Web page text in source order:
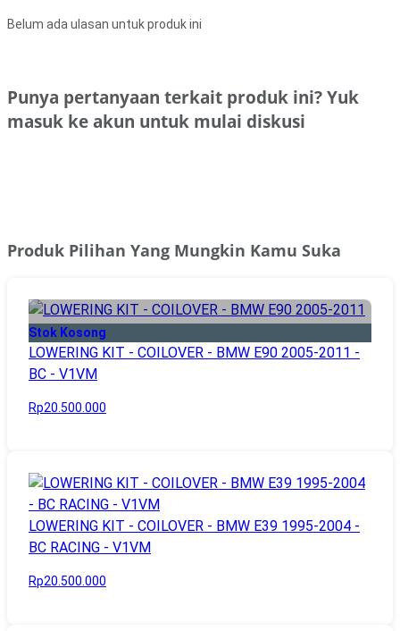
Belum ada ulasan untuk produk ini
Punya pertanyaan terkait produk ini? Yuk
masuk ke akun untuk mulai diskusi
Produk Pilihan Yang Mungkin Kamu Suka
Stok Kosong
LOWERING KIT - COILOVER - BMW E90 2005-2011 -
BC - V1VM
Rp20.500.000
LOWERING KIT - COILOVER - BMW E39 1995-2004 -
BC RACING - V1VM
Rp20.500.000